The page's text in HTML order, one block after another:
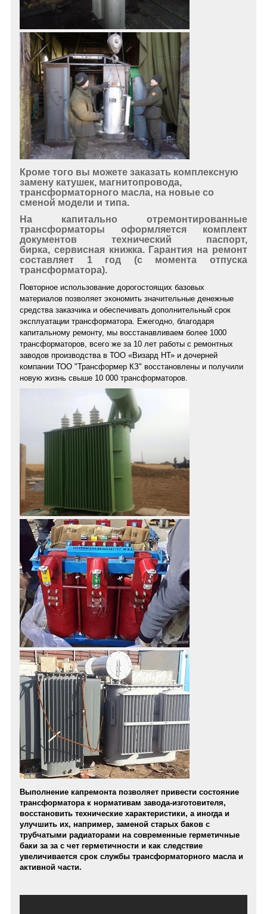
Кроме того вы можете заказать комплексную
замену катушек, магнитопровода,
трансформаторного масла, на новые со
сменой модели и типа.
На капитально отремонтированные
трансформаторы оформляется комплект
документов технический паспорт,
бирка, сервисная книжка. Гарантия на ремонт
составляет 1 год (с момента отпуска
трансформатора).
Повторное использование дорогостоящих базовых
материалов позволяет экономить значительные денежные
средства заказчика и обеспечивать дополнительный срок
эксплуатации трансформатора. Ежегодно, благодаря
капитальному ремонту, мы восстанавливаем более 1000
трансформаторов, всего же за 10 лет работы с ремонтных
заводов производства в ТОО «Визард НТ» и дочерней
компании ТОО "Трансформер КЗ" восстановлены и получили
новую жизнь свыше 10 000 трансформаторов.
Выполнение капремонта позволяет привести состояние
трансформатора к нормативам завода-изготовителя,
восстановить технические характеристики, а иногда и
улучшить их, например, заменой старых баков с
трубчатыми радиаторами на современные герметичные
баки за за с чет герметичности и как следствие
увеличивается срок службы трансформаторного масла и
активной части.